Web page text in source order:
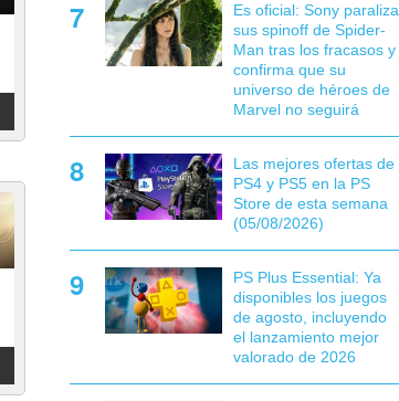
Es oficial: Sony paraliza
sus spinoff de Spider-
Man tras los fracasos y
confirma que su
universo de héroes de
Marvel no seguirá
Las mejores ofertas de
PS4 y PS5 en la PS
Store de esta semana
(05/08/2026)
PS Plus Essential: Ya
disponibles los juegos
de agosto, incluyendo
el lanzamiento mejor
valorado de 2026